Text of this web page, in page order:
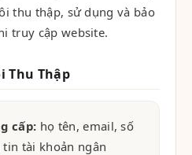
thu thập, sử dụng và bảo
truy cập website.
Thu Thập
cấp: họ tên, email, số
tài khoản ngân